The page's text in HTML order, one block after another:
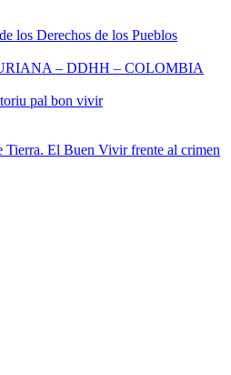
los Derechos de los Pueblos
– DDHH – COLOMBIA
pal bon vivir
Tierra. El Buen Vivir frente al crimen